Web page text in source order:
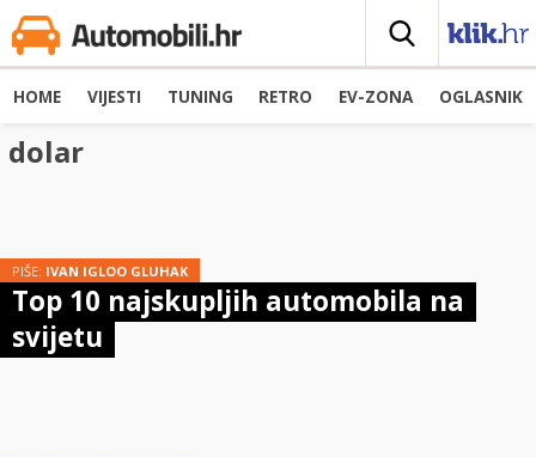
HOME VIJESTI TUNING RETRO EV-ZONA OGLASNIK
dolar
PIŠE: IVAN IGLOO GLUHAK
Top 10 najskupljih automobila na
svijetu